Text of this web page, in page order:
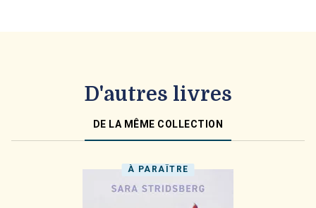
D'autres livres
DE LA MÊME COLLECTION
À PARAÎTRE